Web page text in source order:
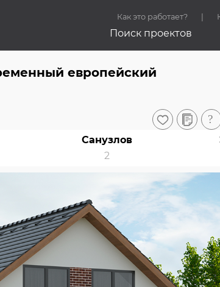
Как это работает?
Поиск проектов
европейский
Санузлов
2